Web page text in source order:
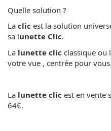
Quelle solution ?
La clic est la solution
sa lunette Clic.
La lunette clic classique ou
votre vue , centrée pour vous.
La lunette clic est en vente
64€.